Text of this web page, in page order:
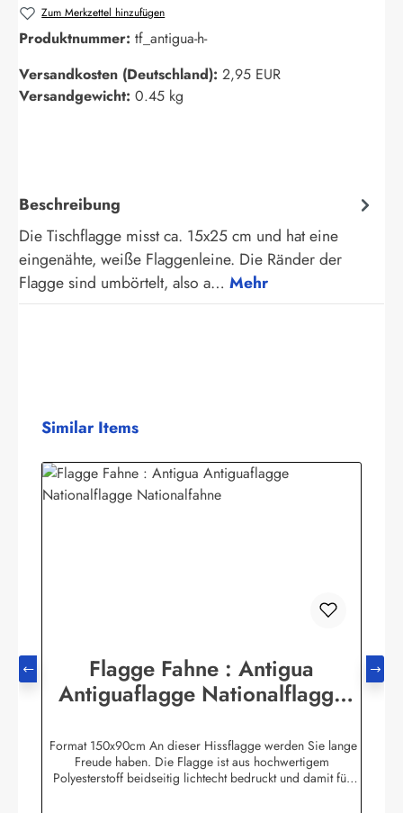
Zum Merkzettel hinzufügen
Produktnummer: tf_antigua-h-
Versandkosten (Deutschland): 2,95 EUR
Versandgewicht: 0.45 kg
Beschreibung
Die Tischflagge misst ca. 15x25 cm und hat eine
eingenähte, weiße Flaggenleine. Die Ränder der
Flagge sind umbörtelt, also a… Mehr
Produktgalerie überspringen
Similar Items
Flagge Fahne : Antigua
Antiguaflagge Nationalflagge
Format 150x90cm An dieser Hissflagge werden Sie lange
Freude haben. Die Flagge ist aus hochwertigem
Polyesterstoff beidseitig lichtecht bedruckt und damit für